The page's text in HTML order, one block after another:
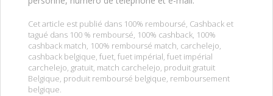
Cet article est publié dans 100% remboursé, Cashback et
tagué dans 100 % remboursé, 100% cashback, 100%
cashback match, 100% remboursé match, carchelejo,
cashback belgique, fuet, fuet impérial, fuet impérial
carchelejo, gratuit, match carchelejo, produit gratuit
Belgique, produit remboursé belgique, remboursement
belgique.